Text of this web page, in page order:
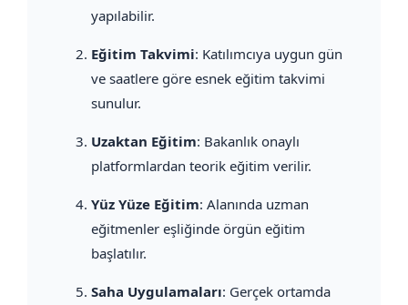
yapılabilir.
Eğitim Takvimi: Katılımcıya uygun gün
ve saatlere göre esnek eğitim takvimi
sunulur.
Uzaktan Eğitim: Bakanlık onaylı
platformlardan teorik eğitim verilir.
Yüz Yüze Eğitim: Alanında uzman
eğitmenler eşliğinde örgün eğitim
başlatılır.
Saha Uygulamaları: Gerçek ortamda